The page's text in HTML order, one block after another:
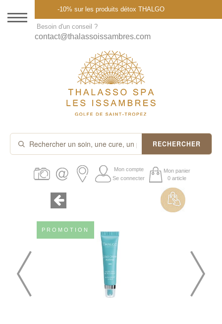
DESTINATION
THALASSO SPA
CURES ET FORFAITS
SOINS À LA CARTE
ABONNEMENTS
PROMOS
-10% sur les produits détox THALGO
Besoin d'un conseil ?
contact@thalassoissambres.com
RECHERCHER
Mon compte
Se connecter
Mon panier
0 article
PROMOTION